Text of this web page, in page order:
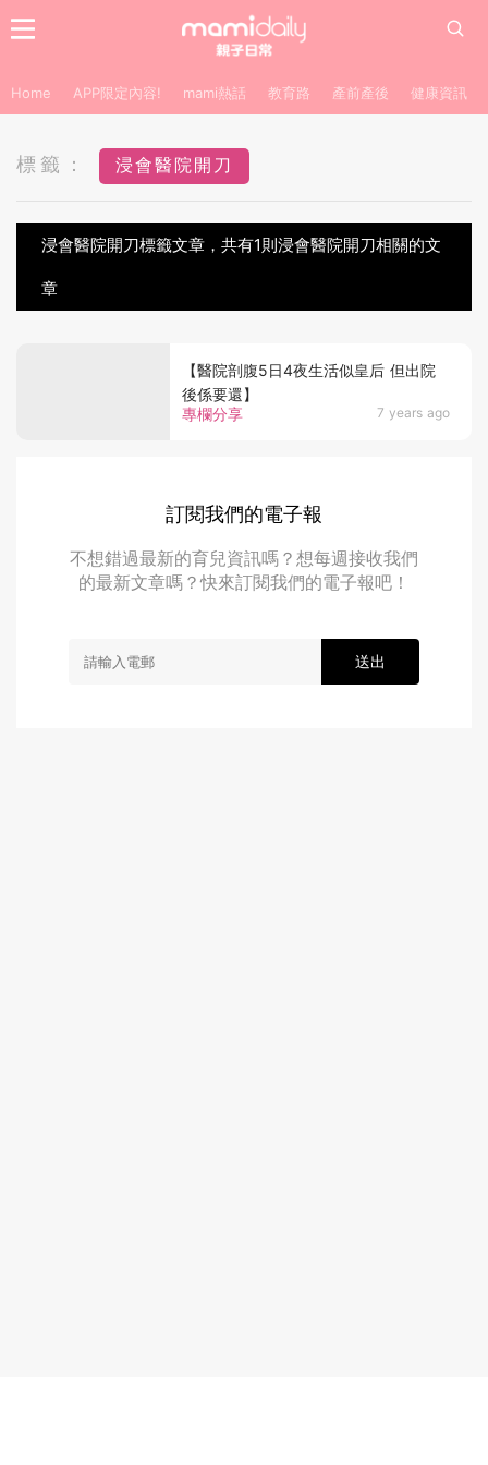
Home APP限定內容! mami熱話 教育路 產前產後 健康資訊
標籤： 浸會醫院開刀
浸會醫院開刀標籤文章，共有1則浸會醫院開刀相關的文
章
專欄分享 7 years ago
【醫院剖腹5日4夜生活似皇后 但出院
後係要還】
訂閱我們的電子報
不想錯過最新的育兒資訊嗎？想每週接收我們
的最新文章嗎？快來訂閱我們的電子報吧！
送出